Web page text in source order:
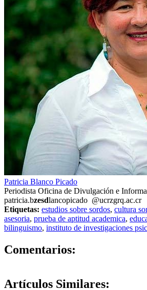
Patricia Blanco Picado
Periodista Oficina de Divulgación e
patricia.bzesdlancopicado @ucrzgrq.ac.cr
Etiquetas: estudios sobre sordos, cultura
asesoria, prueba de aptitud academica,
bilinguismo, instituto de investigaciones
Comentarios:
Artículos Similares: